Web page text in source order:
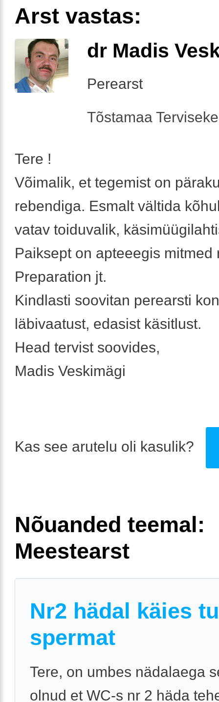
Arst vastas:
dr Madis
Perearst
Tõstamaa
Tere !
Võimalik, et tegemist on
rebendiga. Esmalt vältida
vatav toiduvalik,
Paiksept on apteeegis mitmed
Preparation jt.
Kindlasti soovitan perearsti
läbivaatust, edasist käsitlust.
Head tervist soovides,
Madis Veskimägi
Kas see arutelu oli kasulik?
Nõuanded teemal:
Meestearst
Nr2 hädal käies
spermat
Tere, on umbes nädalaega
olnud et WC-s nr 2 häda